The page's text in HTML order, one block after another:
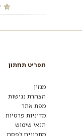
תפריט תחתון
מגזין
הצהרת נגישות
מפת אתר
מדיניות פרטיות
תנאי שימוש
מתכונים לפסח